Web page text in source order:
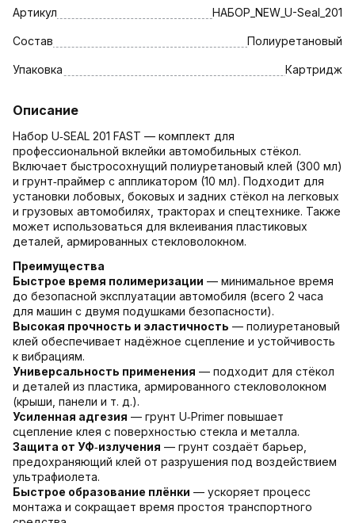
Артикул НАБОР_NEW_U-Seal_201
Состав Полиуретановый
Упаковка Картридж
Описание
Набор U‑SEAL 201 FAST — комплект для
профессиональной вклейки автомобильных стёкол.
Включает быстросохнущий полиуретановый клей (300 мл)
и грунт‑праймер с аппликатором (10 мл). Подходит для
установки лобовых, боковых и задних стёкол на легковых
и грузовых автомобилях, тракторах и спецтехнике. Также
может использоваться для вклеивания пластиковых
деталей, армированных стекловолокном.
Преимущества
Быстрое время полимеризации — минимальное время
до безопасной эксплуатации автомобиля (всего 2 часа
для машин с двумя подушками безопасности).
Высокая прочность и эластичность — полиуретановый
клей обеспечивает надёжное сцепление и устойчивость
к вибрациям.
Универсальность применения — подходит для стёкол
и деталей из пластика, армированного стекловолокном
(крыши, панели и т. д.).
Усиленная адгезия — грунт U‑Primer повышает
сцепление клея с поверхностью стекла и металла.
Защита от УФ‑излучения — грунт создаёт барьер,
предохраняющий клей от разрушения под воздействием
ультрафиолета.
Быстрое образование плёнки — ускоряет процесс
монтажа и сокращает время простоя транспортного